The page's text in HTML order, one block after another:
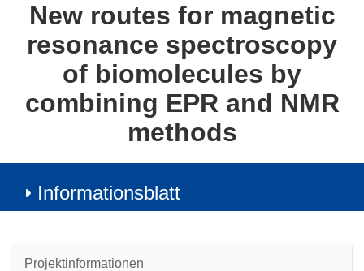
New routes for magnetic
resonance spectroscopy
of biomolecules by
combining EPR and NMR
methods
Informationsblatt
Projektinformationen